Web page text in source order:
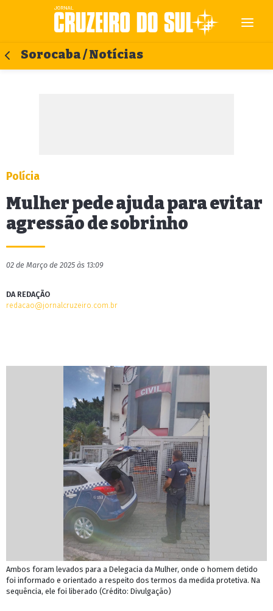
Sorocaba / Notícias
Polícia
Mulher pede ajuda para evitar
agressão de sobrinho
02 de Março de 2025 às 13:09
DA REDAÇÃO
redacao@jornalcruzeiro.com.br
Ambos foram levados para a Delegacia da Mulher, onde o homem detido
foi informado e orientado a respeito dos termos da medida protetiva. Na
sequência, ele foi liberado (Crédito: Divulgação)